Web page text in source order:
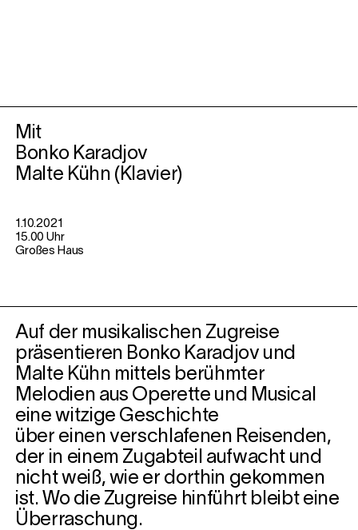
Mit
Bonko Karadjov
Malte Kühn (Klavier)
1.10.2021
15.00 Uhr
Großes Haus
Auf der musikalischen Zugreise
präsentieren Bonko Karadjov und
Malte Kühn mittels berühmter
Melodien aus Operette und Musical
eine witzige Geschichte
über einen verschlafenen Reisenden,
der in einem Zugabteil aufwacht und
nicht weiß, wie er dorthin gekommen
ist. Wo die Zugreise hinführt bleibt eine
Überraschung.